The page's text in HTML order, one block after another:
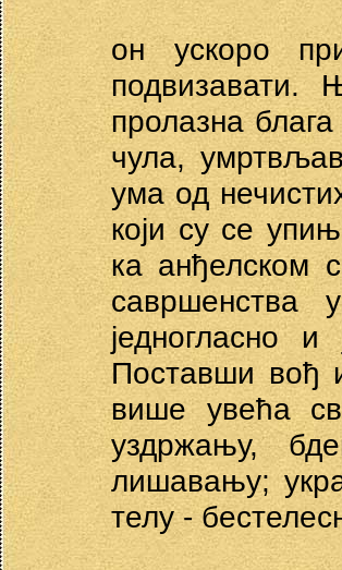
он ускоро
подвизавати.
пролазна
чула,
ума од
који су се
ка анђелском
савршенства
једногласно
Поставши вођ
више увећа
уздржању,
лишавању;
телу -